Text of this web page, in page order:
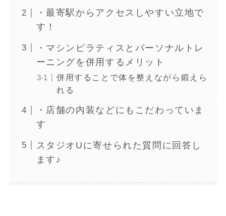
・最寄駅からアクセスしやすい立地で
す！
・マシンピラティスとパーソナルトレ
ーニングを併用するメリット
併用することで体を整えながら鍛えら
れる
・店舗の内装などにもこだわっていま
す
スタジオUに寄せられた質問に回答し
ます♪